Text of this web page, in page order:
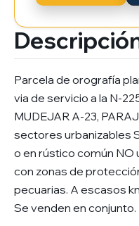
Parcela de orografía
via de servicio a la N-
MUDEJAR A-23,
sectores urbanizables
o en rústico común NO
con zonas de
pecuarias. A escasos
Se venden en conjunto.